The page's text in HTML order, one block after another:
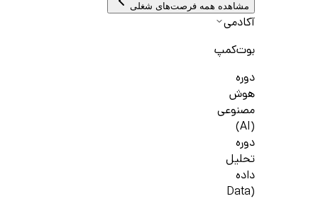
مشاهده همه فرصت‌های شغلی
آکادمی
بوت‌کمپ
دوره
هوش
مصنوعی
(AI)
دوره
تحلیل
داده
(Data